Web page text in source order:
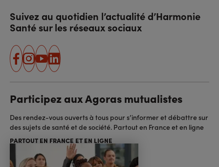
Suivez au quotidien l’actualité d’Harmonie
Santé sur les réseaux sociaux
facebook
instagram
youtube
linkedin
Participez aux Agoras mutualistes
Des rendez-vous ouverts à tous pour s’informer et débattre sur
des sujets de santé et de société. Partout en France et en ligne
PARTOUT EN FRANCE ET EN LIGNE